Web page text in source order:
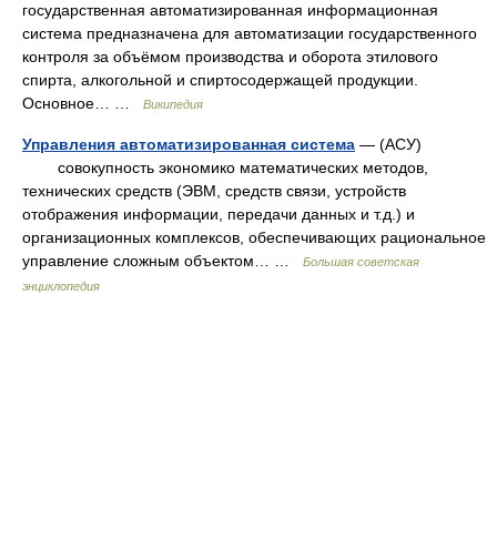
государственная автоматизированная информационная
система предназначена для автоматизации государственного
контроля за объёмом производства и оборота этилового
спирта, алкогольной и спиртосодержащей продукции.
Основное… …
Википедия
Управления автоматизированная система — (АСУ)
совокупность экономико математических методов,
технических средств (ЭВМ, средств связи, устройств
отображения информации, передачи данных и т.д.) и
организационных комплексов, обеспечивающих рациональное
управление сложным объектом… …
Большая советская
энциклопедия